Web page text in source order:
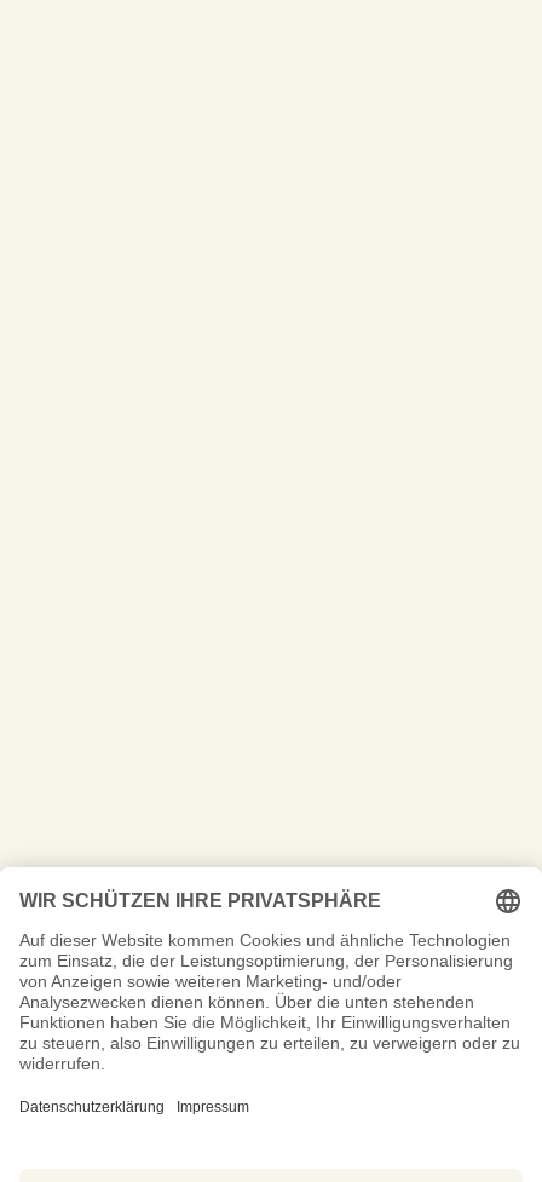
« Ältere Einträge
@2024 Copyright Marlen Gräf
Datenschutz
Impressum